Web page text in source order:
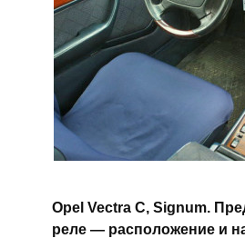
Opel Vectra C, Signum.
реле — расположение и